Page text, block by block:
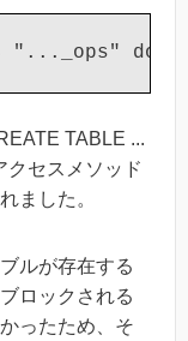
TABLE ...
クセスメソッド
ました。
ルが存在する
ロックされる
ったため、そ